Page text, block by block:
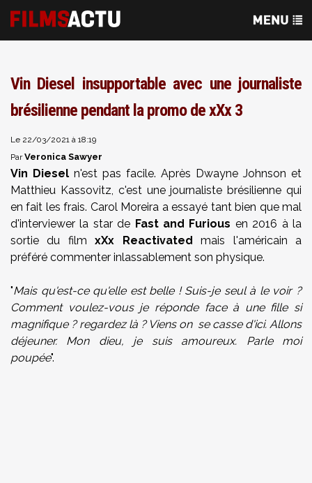
Vin Diesel insupportable avec une journaliste
brésilienne pendant la promo de xXx 3
Le 22/03/2021 à 18:19
ParVeronica Sawyer
Vin Diesel n'est pas facile. Après Dwayne Johnson et
Matthieu Kassovitz, c'est une journaliste brésilienne qui
en fait les frais. Carol Moreira a essayé tant bien que mal
d'interviewer la star de Fast and Furious en 2016 à la
sortie du filmxXx Reactivated mais l'américain a
préféré commenter inlassablement son physique.
"Mais qu'est-ce qu'elle est belle ! Suis-je seul à le voir ?
Comment voulez-vous je réponde face à une fille si
magnifique ? regardez là ? Viens on se casse d'ici. Allons
déjeuner. Mon dieu, je suis amoureux. Parle moi
poupée".